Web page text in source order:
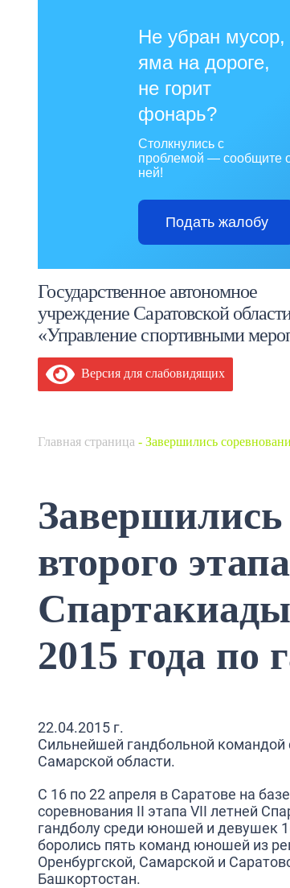
Не убран мусор,
яма на дороге,
не горит
фонарь?
Столкнулись с
проблемой — сообщите
ней!
Подать жалобу
Государственное автономное
учреждение Саратовской
«Управление спортивными
Версия для слабовидящих
Главная страница - Завершились
Завершились
второго
2015 года по
22.04.2015 г.
Сильнейшей гандбольной
Самарской области.
С 16 по 22 апреля в Саратове на
соревнования II этапа VII летней
гандболу среди юношей и девушек
боролись пять команд юношей из
Оренбургской, Самарской и
Башкортостан.